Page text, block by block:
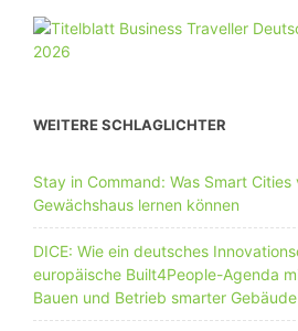
WEITERE SCHLAGLICHTER
Stay in Command: Was Smart Cities
Gewächshaus lernen können
DICE: Wie ein deutsches
europäische Built4People-Agenda
Bauen und Betrieb smarter